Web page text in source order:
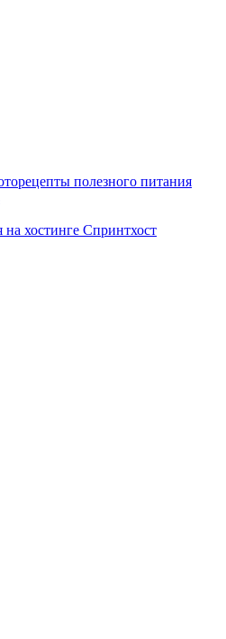
на хостинге Спринтхост